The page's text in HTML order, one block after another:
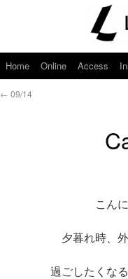
Home Online Access
← 09/14
こん
夕暮れ時、
過ごしたくな